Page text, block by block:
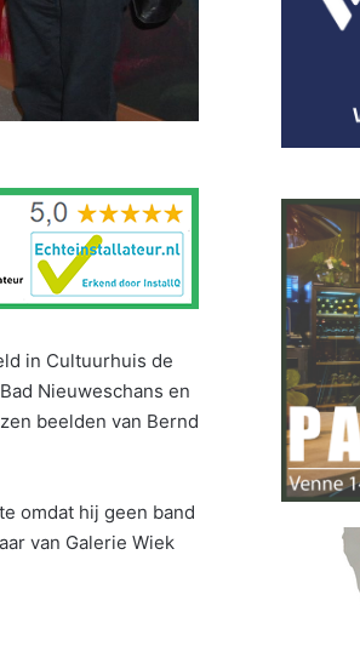
in Cultuurhuis de
Nieuweschans en
beelden van Bernd
omdat hij geen band
van Galerie Wiek